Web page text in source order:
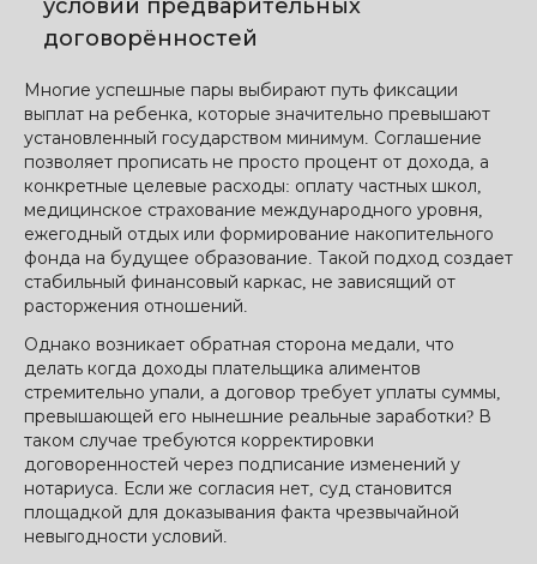
условий предварительных
договорённостей
Многие успешные пары выбирают путь фиксации
выплат на ребенка, которые значительно превышают
установленный государством минимум. Соглашение
позволяет прописать не просто процент от дохода, а
конкретные целевые расходы: оплату частных школ,
медицинское страхование международного уровня,
ежегодный отдых или формирование накопительного
фонда на будущее образование. Такой подход создает
стабильный финансовый каркас, не зависящий от
расторжения отношений.
Однако возникает обратная сторона медали, что
делать когда доходы плательщика алиментов
стремительно упали, а договор требует уплаты суммы,
превышающей его нынешние реальные заработки? В
таком случае требуются корректировки
договоренностей через подписание изменений у
нотариуса. Если же согласия нет, суд становится
площадкой для доказывания факта чрезвычайной
невыгодности условий.